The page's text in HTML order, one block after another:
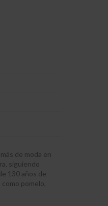
de moda en
siguiendo
130 años de
pomelo,